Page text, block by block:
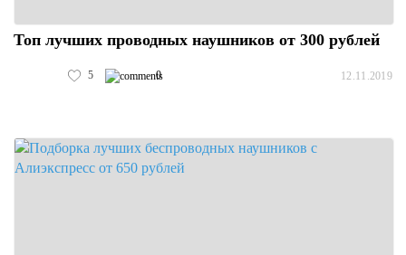
Топ лучших проводных наушников от 300 рублей
5 0 12.11.2019